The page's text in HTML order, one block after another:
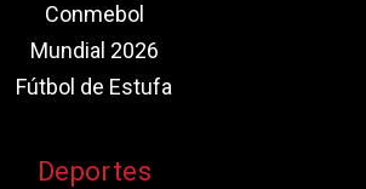
Conmebol
Mundial 2026
Fútbol de Estufa
Deportes